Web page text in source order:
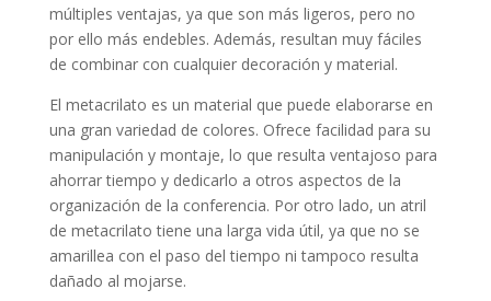
múltiples ventajas, ya que son más ligeros, pero no
por ello más endebles. Además, resultan muy fáciles
de combinar con cualquier decoración y material.
El metacrilato es un material que puede elaborarse en
una gran variedad de colores. Ofrece facilidad para su
manipulación y montaje, lo que resulta ventajoso para
ahorrar tiempo y dedicarlo a otros aspectos de la
organización de la conferencia. Por otro lado, un atril
de metacrilato tiene una larga vida útil, ya que no se
amarillea con el paso del tiempo ni tampoco resulta
dañado al mojarse.